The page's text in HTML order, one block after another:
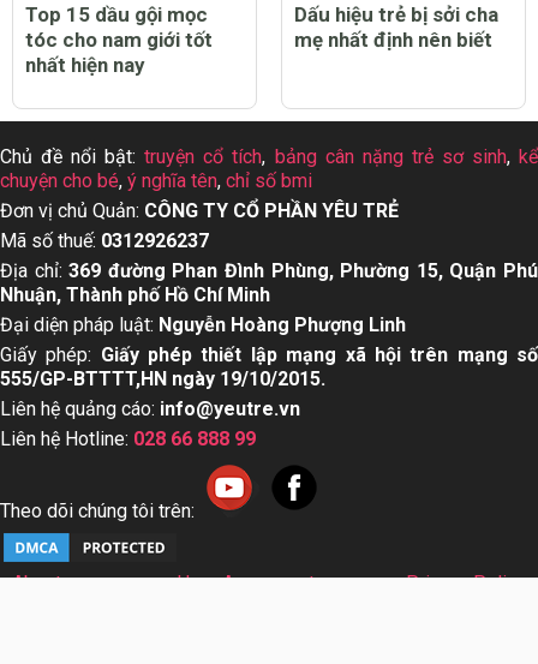
Top 15 dầu gội mọc
tóc cho nam giới tốt
nhất hiện nay
Dấu hiệu trẻ bị sởi cha
mẹ nhất định nên biết
Chủ đề nổi bật:truyện cổ tích, bảng cân nặng trẻ sơ sinh,kể
chuyện cho bé, ý nghĩa tên, chỉ số bmi
Đơn vị chủ Quản: CÔNG TY CỔ PHẦN YÊU TRẺ
Mã số thuế: 0312926237
Địa chỉ:369 đường Phan Đình Phùng, Phường 15, Quận Phú
Nhuận, Thành phố Hồ Chí Minh
Đại diện pháp luật: Nguyễn Hoàng Phượng Linh
Giấy phép: Giấy phép thiết lập mạng xã hội trên mạng số
555/GP-BTTTT,HN ngày 19/10/2015.
Liên hệ quảng cáo: info@yeutre.vn
Liên hệ Hotline: 028 66 888 99
Theo dõi chúng tôi trên:
About us User Agreement
Privacy Policy